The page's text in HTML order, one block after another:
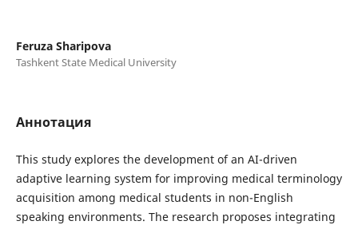
Feruza Sharipova
Tashkent State Medical University
Аннотация
This study explores the development of an AI-driven
adaptive learning system for improving medical terminology
acquisition among medical students in non-English
speaking environments. The research proposes integrating